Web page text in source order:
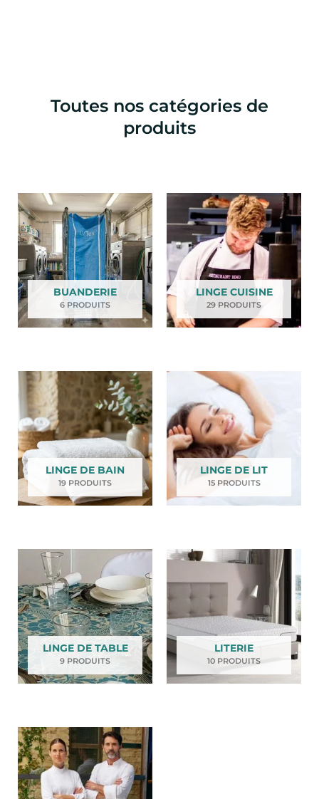
Toutes nos catégories de
produits
BUANDERIE
6 PRODUITS
LINGE CUISINE
29 PRODUITS
LINGE DE BAIN
19 PRODUITS
LINGE DE LIT
15 PRODUITS
LINGE DE TABLE
9 PRODUITS
LITERIE
10 PRODUITS